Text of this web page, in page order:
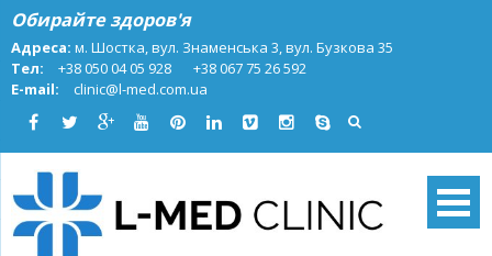
Skip
content
Обирайте здоров'я
Адреса: м. Шостка, вул. Знаменська 3, вул. Бузкова 35
Тел:
+38 050 04 05 928
+38 067 75 26 592
E-mail:
clinic@l-med.com.ua